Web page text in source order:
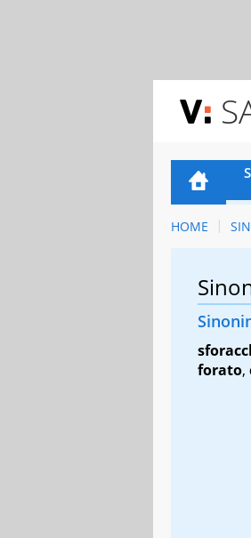
HOME
forato,